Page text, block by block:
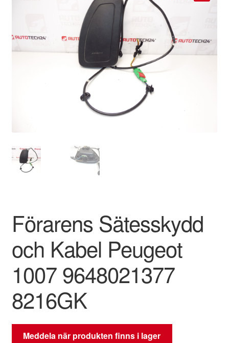
Transport
Villkor
Förarens Sätesskydd
och Kabel Peugeot
1007 9648021377
8216GK
Meddela när produkten finns i lager